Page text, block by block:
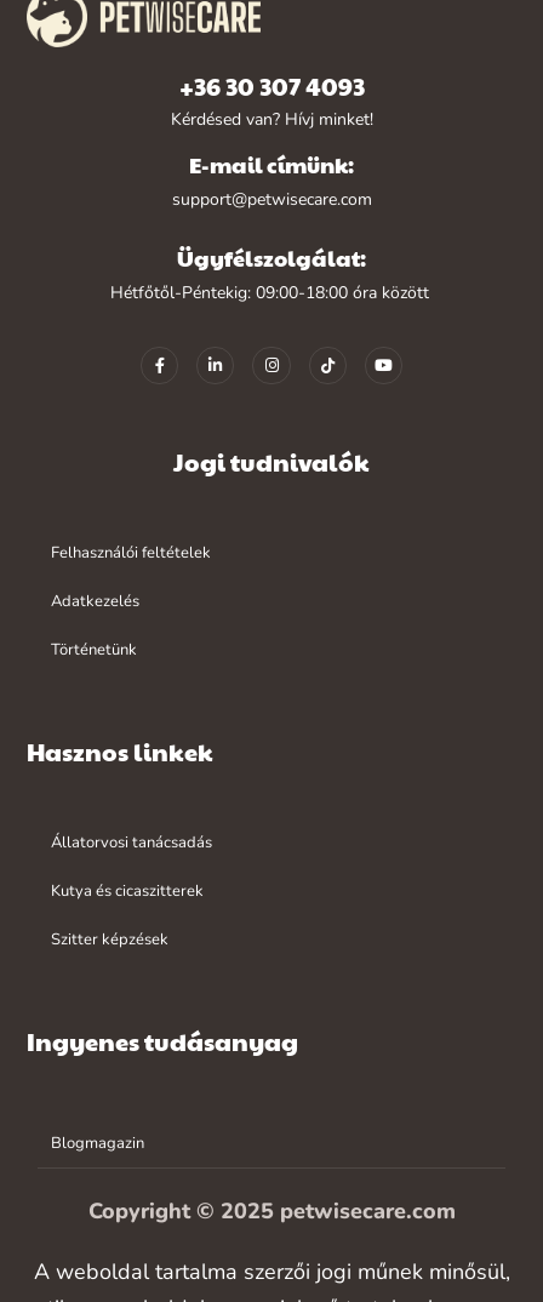
+36 30 307 4093
Kérdésed van? Hívj minket!
E-mail címünk:
support@petwisecare.com
Ügyfélszolgálat:
Hétfőtől-Péntekig: 09:00-18:00 óra között
Jogi tudnivalók
Felhasználói feltételek
Adatkezelés
Történetünk
Hasznos linkek
Állatorvosi tanácsadás
Kutya és cicaszitterek
Szitter képzések
Ingyenes tudásanyag
Blogmagazin
Copyright © 2025 petwisecare.com
A weboldal tartalma szerzői jogi műnek minősül,